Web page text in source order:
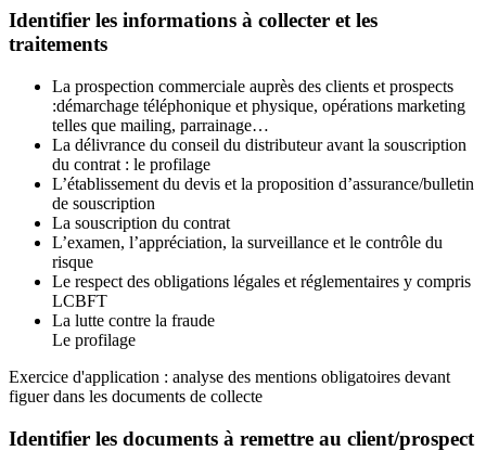
Identifier les informations à collecter et les
traitements
La prospection commerciale auprès des clients et prospects
:démarchage téléphonique et physique, opérations marketing
telles que mailing, parrainage…
La délivrance du conseil du distributeur avant la souscription
du contrat : le profilage
L’établissement du devis et la proposition d’assurance/bulletin
de souscription
La souscription du contrat
L’examen, l’appréciation, la surveillance et le contrôle du
risque
Le respect des obligations légales et réglementaires y compris
LCBFT
La lutte contre la fraude
Le profilage
Exercice d'application : analyse des mentions obligatoires devant
figuer dans les documents de collecte
Identifier les documents à remettre au client/prospect